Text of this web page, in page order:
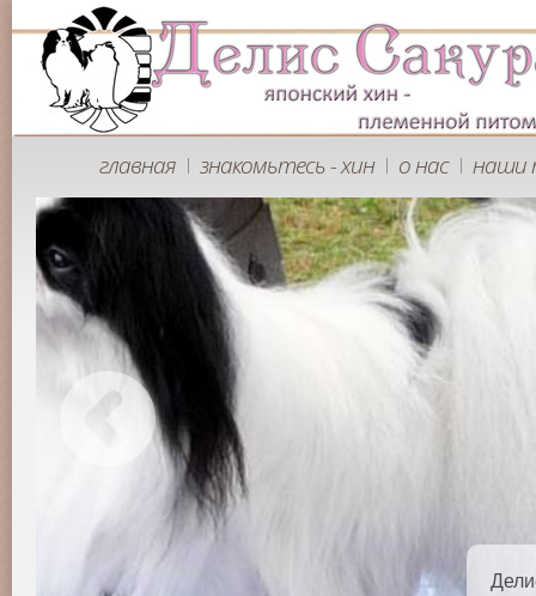
главная | знакомьтесь - хин | о нас | наши